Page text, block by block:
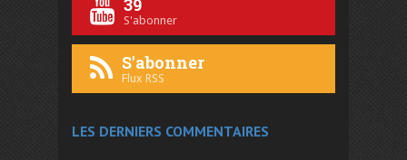
39
S'abonner
S'abonner
Flux RSS
LES DERNIERS COMMENTAIRES